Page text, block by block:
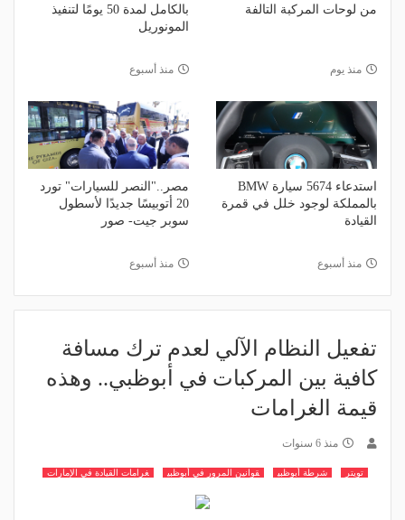
من لوحات المركبة التالفة
منذ يوم
بالكامل لمدة 50 يومًا لتنفيذ
المونوريل
منذ أسبوع
استدعاء 5674 سيارة BMW
بالمملكة لوجود خلل في قمرة
القيادة
منذ أسبوع
مصر.."النصر للسيارات" تورد
20 أتوبيسًا جديدًا لأسطول
سوبر جيت- صور
منذ أسبوع
تفعيل النظام الآلي لعدم ترك مسافة
كافية بين المركبات في أبوظبي.. وهذه
قيمة الغرامات
منذ 6 سنوات
تويتر شرطة أبوظبي قوانين المرور في أبوظبي غرامات القيادة في الإمارات